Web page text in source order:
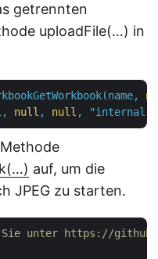
getrennten
uploadFile(…) in
, null , null , "internal"
auf, um die
JPEG zu starten.
unter https://